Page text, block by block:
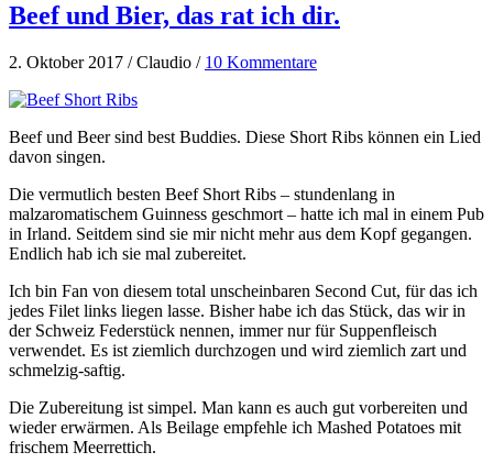
Beef und Bier, das rat ich dir.
2. Oktober 2017 / Claudio / 10 Kommentare
Beef und Beer sind best Buddies. Diese Short Ribs können ein Lied
davon singen.
Die vermutlich besten Beef Short Ribs – stundenlang in
malzaromatischem Guinness geschmort – hatte ich mal in einem Pub
in Irland. Seitdem sind sie mir nicht mehr aus dem Kopf gegangen.
Endlich hab ich sie mal zubereitet.
Ich bin Fan von diesem total unscheinbaren Second Cut, für das ich
jedes Filet links liegen lasse. Bisher habe ich das Stück, das wir in
der Schweiz Federstück nennen, immer nur für Suppenfleisch
verwendet. Es ist ziemlich durchzogen und wird ziemlich zart und
schmelzig-saftig.
Die Zubereitung ist simpel. Man kann es auch gut vorbereiten und
wieder erwärmen. Als Beilage empfehle ich Mashed Potatoes mit
frischem Meerrettich.